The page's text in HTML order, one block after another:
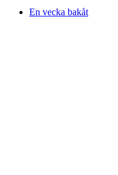
En vecka bakåt